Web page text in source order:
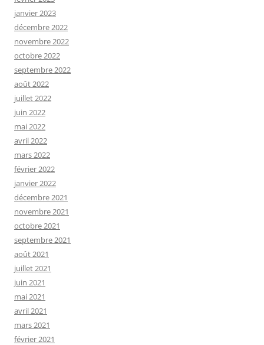
janvier 2023
décembre 2022
novembre 2022
octobre 2022
septembre 2022
août 2022
juillet 2022
juin 2022
mai 2022
avril 2022
mars 2022
février 2022
janvier 2022
décembre 2021
novembre 2021
octobre 2021
septembre 2021
août 2021
juillet 2021
juin 2021
mai 2021
avril 2021
mars 2021
février 2021